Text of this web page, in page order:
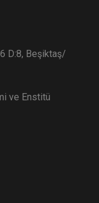
D:8, Beşiktaş/
ve Enstitü